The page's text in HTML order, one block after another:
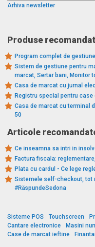
Arhiva newsletter
Produse
Program complet de
Sistem de gestiune pentru
marcat, Sertar bani, Monitor
Casa de marcat cu jurnal
Registru special pentru case
Casa de marcat cu terminal
50
Articole
Ce inseamna sa intri in
Factura fiscala:
Plata cu cardul - Ce lege
Sistemele self-checkout, tot
#RăspundeSedona
Sisteme POS Touchscreen
Cantare electronice
Masini
Case de marcat ieftine